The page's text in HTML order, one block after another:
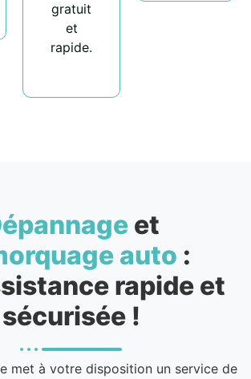
gratuit
et
rapide.
et
auto :
rapide et
sécurisée !
met à votre disposition un service de